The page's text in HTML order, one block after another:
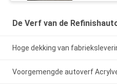
De Verf van de
Hoge dekking van
Voorgemengde autoverf